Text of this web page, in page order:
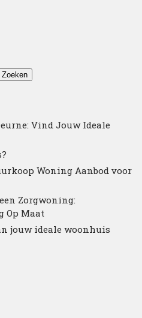
Zoeken
Vind Jouw Ideale
Woning Aanbod voor
Zorgwoning:
Op Maat
jouw ideale woonhuis